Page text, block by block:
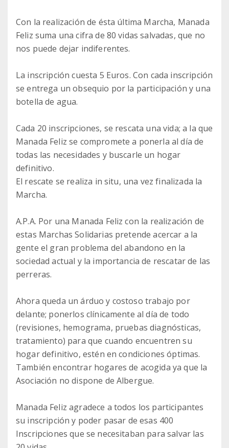
Con la realización de ésta última Marcha, Manada
Feliz suma una cifra de 80 vidas salvadas, que no
nos puede dejar indiferentes.
La inscripción cuesta 5 Euros. Con cada inscripción
se entrega un obsequio por la participación y una
botella de agua.
Cada 20 inscripciones, se rescata una vida; a la que
Manada Feliz se compromete a ponerla al día de
todas las necesidades y buscarle un hogar
definitivo.
El rescate se realiza in situ, una vez finalizada la
Marcha.
A.P.A. Por una Manada Feliz con la realización de
estas Marchas Solidarias pretende acercar a la
gente el gran problema del abandono en la
sociedad actual y la importancia de rescatar de las
perreras.
Ahora queda un árduo y costoso trabajo por
delante; ponerlos clínicamente al día de todo
(revisiones, hemograma, pruebas diagnósticas,
tratamiento) para que cuando encuentren su
hogar definitivo, estén en condiciones óptimas.
También encontrar hogares de acogida ya que la
Asociación no dispone de Albergue.
Manada Feliz agradece a todos los participantes
su inscripción y poder pasar de esas 400
Inscripciones que se necesitaban para salvar las